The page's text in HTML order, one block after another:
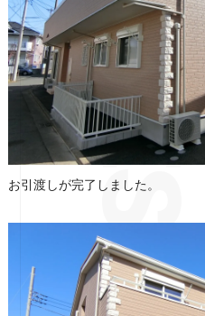
お引渡しが完了しました。